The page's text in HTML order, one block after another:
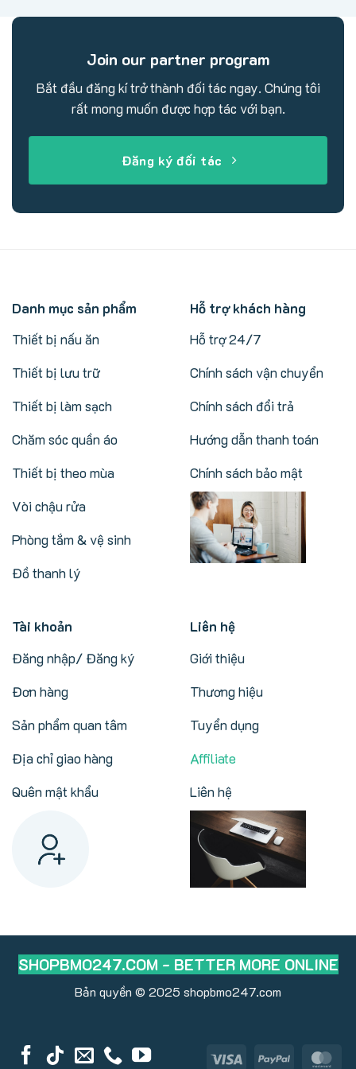
Join our partner program
Bắt đầu đăng kí trở thành đối tác ngay. Chúng tôi
rất mong muốn được hợp tác với bạn.
Đăng ký đối tác
Danh mục sản phẩm
Thiết bị nấu ăn
Thiết bị lưu trữ
Thiết bị làm sạch
Chăm sóc quần áo
Thiết bị theo mùa
Vòi chậu rửa
Phòng tắm & vệ sinh
Đồ thanh lý
Hỗ trợ khách hàng
Hỗ trợ 24/7
Chính sách vận chuyển
Chính sách đổi trả
Hướng dẫn thanh toán
Chính sách bảo mật
Tài khoản
Đăng nhập/ Đăng ký
Đơn hàng
Sản phẩm quan tâm
Địa chỉ giao hàng
Quên mật khẩu
Liên hệ
Giới thiệu
Thương hiệu
Tuyển dụng
Affiliate
Liên hệ
SHOPBMO247.COM - BETTER MORE ONLINE
Bản quyền © 2025 shopbmo247.com
Visa PayPal